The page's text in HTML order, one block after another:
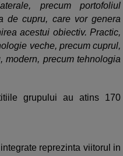
precum portofoliul
de cupru, care vor genera
acestui obiectiv. Practic,
veche, precum cuprul,
modern, precum tehnologia
grupului au atins 170
reprezinta viitorul in